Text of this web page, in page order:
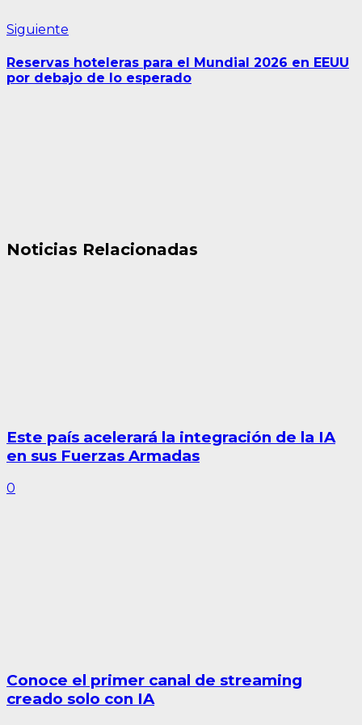
Siguiente
Reservas hoteleras para el Mundial 2026 en EEUU
por debajo de lo esperado
Noticias Relacionadas
Este país acelerará la integración de la IA
en sus Fuerzas Armadas
0
Conoce el primer canal de streaming
creado solo con IA